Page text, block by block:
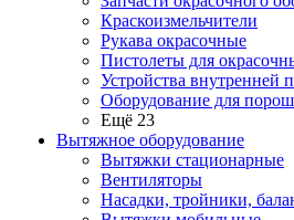
Краскоизмельчители
Рукава окрасочные
Пистолеты для
Устройства внутренней
Оборудование для
Ещё 23
Вытяжное оборудование
Вытяжки стационарные
Вентиляторы
Насадки, тройники,